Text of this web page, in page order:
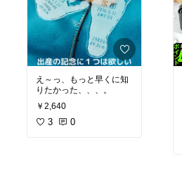
え～っ、もっと早くに知
りたかった、、、。
￥2,640
3 0